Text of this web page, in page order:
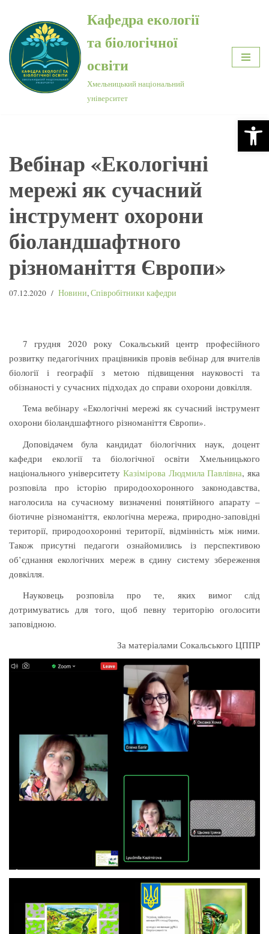
Перейти
до
вмісту
Кафедра екології
та біологічної
освіти
Хмельницький національний
університет
Вебінар «Екологічні
мережі як сучасний
інструмент охорони
біоландшафтного
різноманіття Європи»
07.12.2020 Новини,Співробітники кафедри
7 грудня 2020 року Сокальський центр професійного
розвитку педагогічних працівників провів вебінар для вчителів
біології і географії з метою підвищення науковості та
обізнаності у сучасних підходах до справи охорони довкілля.
Тема вебінару «Екологічні мережі як сучасний інструмент
охорони біоландшафтного різноманіття Європи».
Доповідачем була кандидат біологічних наук, доцент
кафедри екології та біологічної освіти Хмельницького
національного університетуКазімірова Людмила Павлівна, яка
розповіла про історію природоохоронного законодавства,
наголосила на сучасному визначенні понятійного апарату –
біотичне різноманіття, екологічна мережа, природно-заповідні
території, природоохоронні території, відмінність між ними.
Також присутні педагоги ознайомились із перспективою
об’єднання екологічних мереж в єдину систему збереження
довкілля.
Науковець розповіла про те, яких вимог слід
дотримуватись для того, щоб певну територію оголосити
заповідною.
За матеріалами Сокальського ЦППР